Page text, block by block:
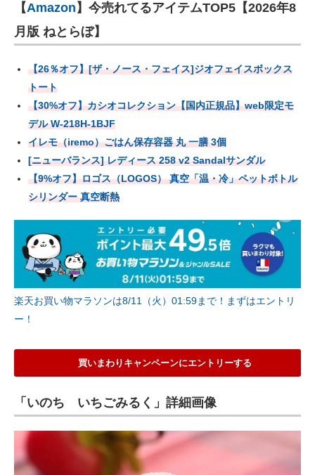
【Amazon 】今売れてるアイテムTOP5【2026年8
月版 ねとらぼ】
【26％オフ】[ザ・ノース・フェイス]ジオフェイスボックス
トート
【30%オフ】カシオコレクション【国内正規品】web限定モ
デル W-218H-1BJF
イレモ（iremo）ごはん保存容器 丸 一膳 3個
[ニューバランス] レディース 258 v2 Sandalサンダル
【9%オフ】ロゴス（LOGOS） 真空「温・冷」ペットボトル
シリンダー 真空断熱
楽天お買い物マラソンは8/11（火）01:59まで！まずはエントリ
ー！
買いまわりキャンペーンにエントリーする
「いのち いちごみるく」詳細画像